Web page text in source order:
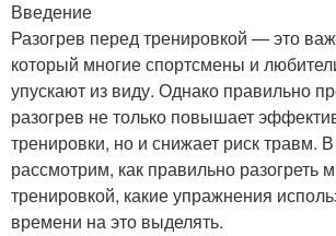
Введение
Разогрев перед тренировкой — это
который многие спортсмены и
упускают из виду. Однако правильно
разогрев не только повышает
тренировки, но и снижает риск травм.
рассмотрим, как правильно
тренировкой, какие упражнения
времени на это выделять.